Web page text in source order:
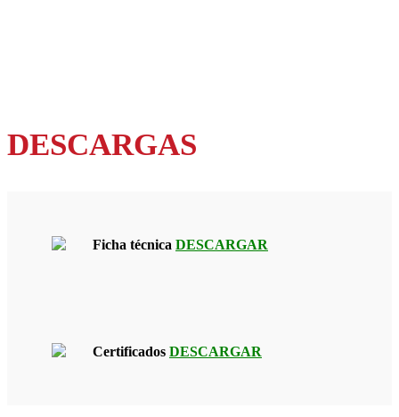
DESCARGAS
Ficha técnica DESCARGAR
Certificados DESCARGAR